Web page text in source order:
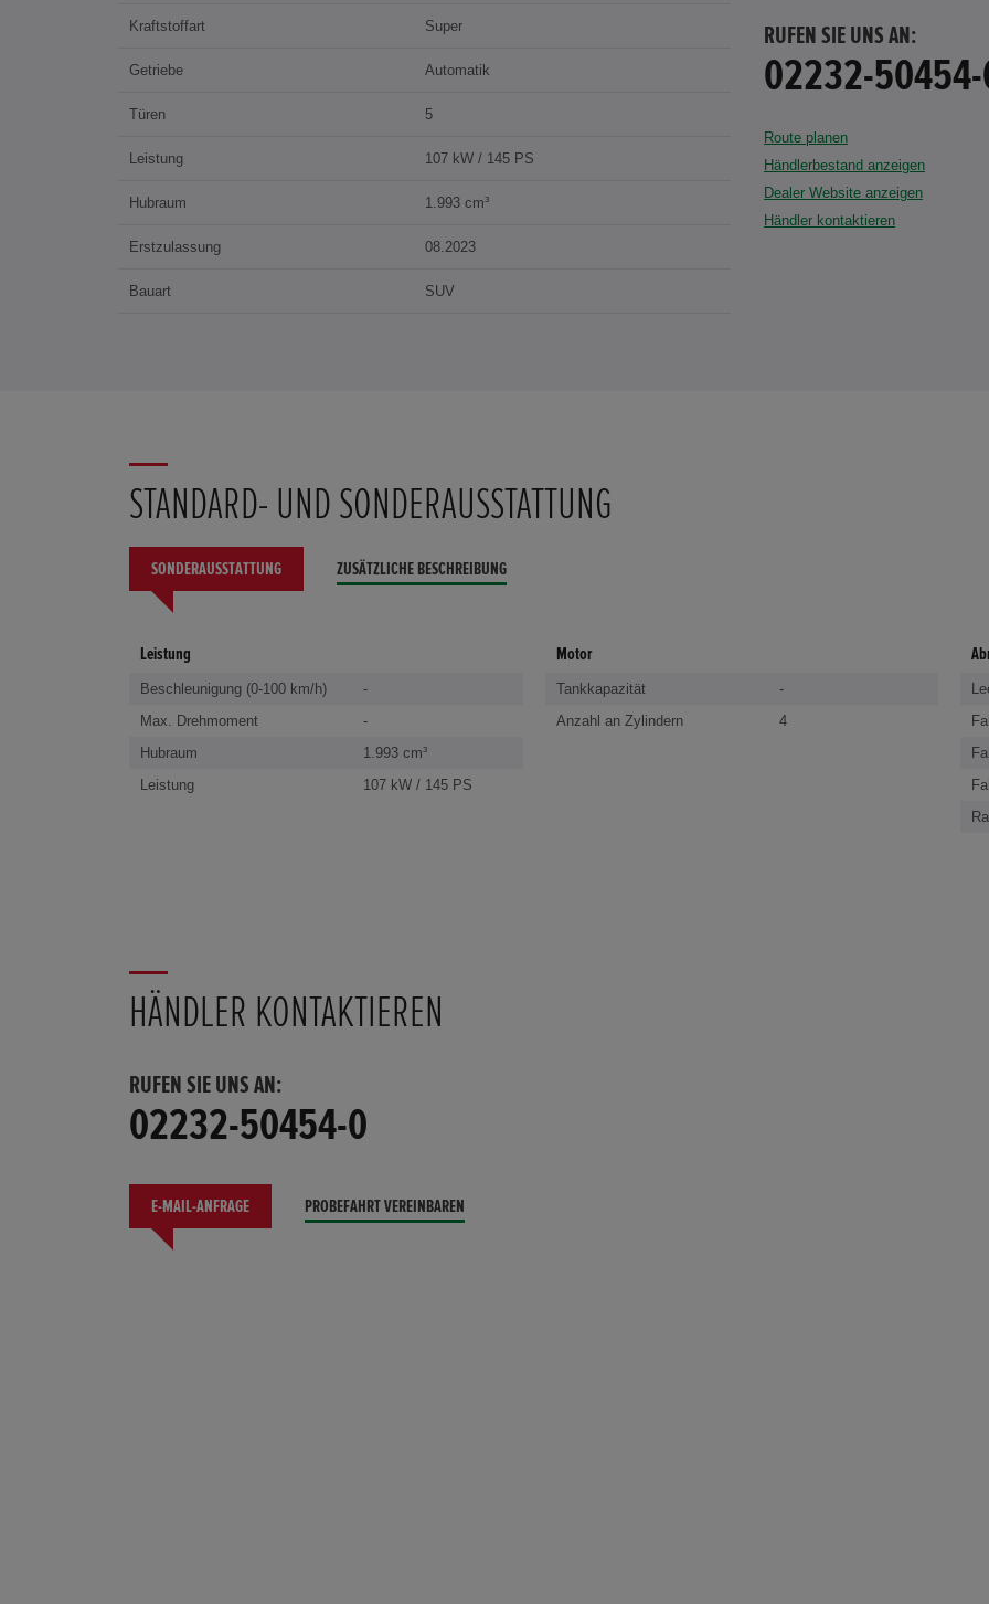
Kraftstoffart Super
Getriebe Automatik
Türen 5
Leistung 107 kW / 145 PS
Hubraum 1.993 cm³
Erstzulassung 08.2023
Bauart SUV
RUFEN SIE UNS AN:
02232-
Route planen
Händlerbestand anzeigen
Dealer Website anzeigen
Händler kontaktieren
STANDARD- UND SONDERAUSSTATTUNG
SONDERAUSSTATTUNG ZUSÄTZLICHE BESCHREIBUNG
Leistung
Beschleunigung (0-100 km/h)
-
Max. Drehmoment
-
Hubraum
1.993 cm³
Leistung
107 kW / 145 PS
Motor
Tankkapazität
-
Anzahl an Zylindern
4
HÄNDLER KONTAKTIEREN
RUFEN SIE UNS AN:
02232-50454-0
E-MAIL-ANFRAGE PROBEFAHRT VEREINBAREN